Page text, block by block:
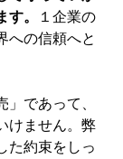
。
１企業の
への信頼へと
」であって、
けません。弊
た約束をしっ